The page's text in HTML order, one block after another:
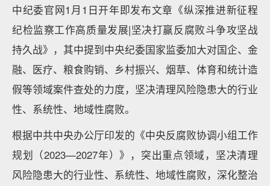
中纪委官网1月1日开年即发布文章《纵深推进新征程
纪检监察工作高质量发展|坚决打赢反腐败斗争攻坚战
持久战》，其中提到中央纪委国家监委加大对国企、金
融、医疗、粮食购销、乡村振兴、烟草、体育和统计造
假等领域案件查处的力度，坚决清理风险隐患大的行业
性、系统性、地域性腐败。
根据中共中央办公厅印发的《中央反腐败协调小组工作
规划（2023—2027年）》，突出重点领域，坚决清理
风险隐患大的行业性、系统性、地域性腐败，深化整治